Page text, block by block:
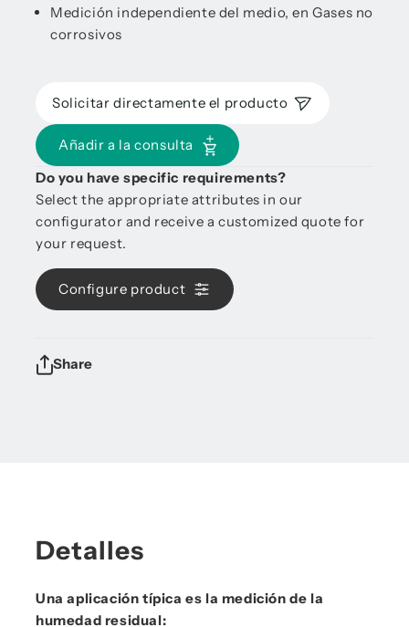
Medición independiente del medio, en Gases no
corrosivos
Solicitar directamente el producto
Añadir a la consulta
Do you have specific requirements?
Select the appropriate attributes in our
configurator and receive a customized quote for
your request.
Configure product
Share
Detalles
Una aplicación típica es la medición de la
humedad residual: